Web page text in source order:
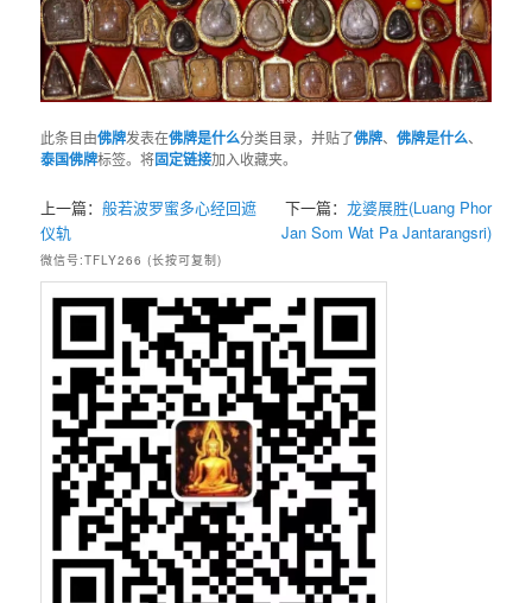
此条目由佛牌发表在佛牌是什么分类目录，并贴了佛牌、佛牌是什么、
泰国佛牌标签。将固定链接加入收藏夹。
上一篇：般若波罗蜜多心经回遮
仪轨
下一篇： 龙婆展胜(Luang Phor
Jan Som Wat Pa Jantarangsri)
微信号:TFLY266 (长按可复制)